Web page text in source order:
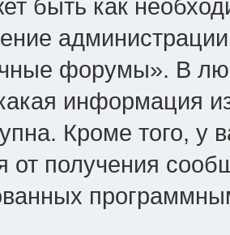
быть как
форумы». В
информация
Кроме того, у
от получения